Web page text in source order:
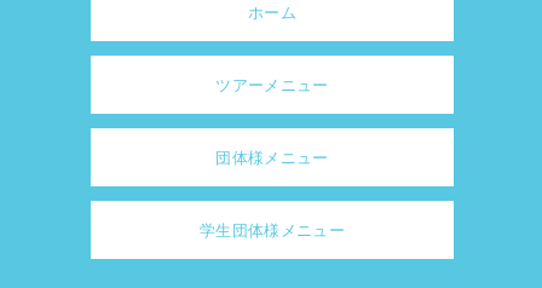
ホーム
ツアーメニュー
団体様メニュー
学生団体様メニュー